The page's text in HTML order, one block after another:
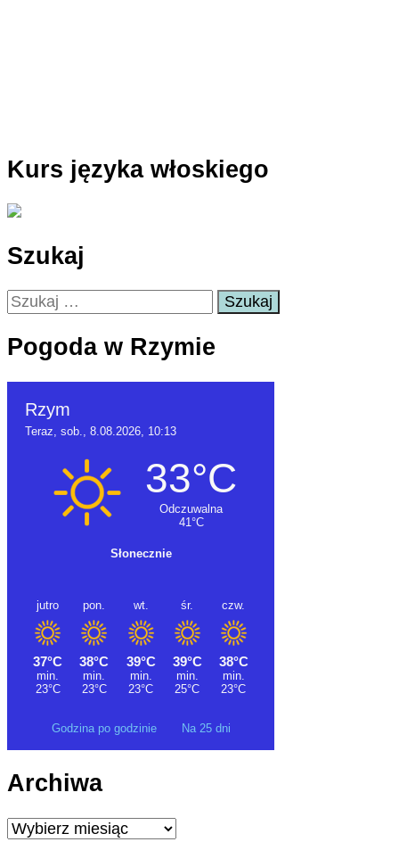
Kurs języka włoskiego
Szukaj
Szukaj:
Pogoda w Rzymie
Godzina po godzinie Na 25 dni
Archiwa
Archiwa